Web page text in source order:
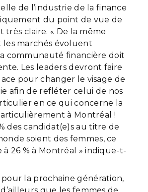
de l’industrie de la finance
du point de vue de
très claire. « De la même
les marchés évoluent
communauté financière doit
Les leaders devront faire
pour changer le visage de
afin de refléter celui de nos
en ce qui concerne la
à Montréal !
des candidat(e)s au titre de
soient des femmes, ce
26 % à Montréal » indique-t-
la prochaine génération,